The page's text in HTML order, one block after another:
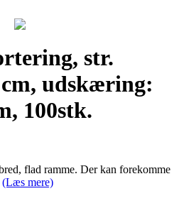
str.
cm, udskæring:
100stk.
flad ramme. Der kan forekomme
(Læs mere)